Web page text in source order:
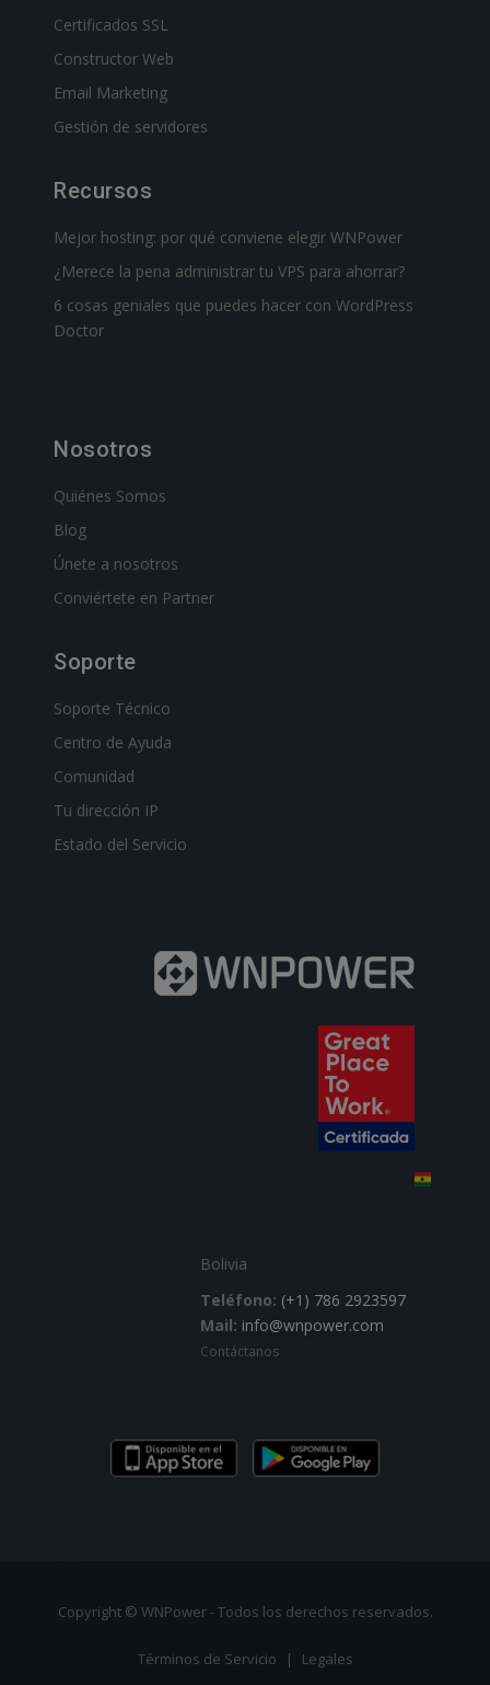
Certificados SSL
Constructor Web
Email Marketing
Gestión de servidores
Recursos
Mejor hosting: por qué conviene elegir WNPower
¿Merece la pena administrar tu VPS para ahorrar?
6 cosas geniales que puedes hacer con WordPress
Doctor
Nosotros
Quiénes Somos
Blog
Únete a nosotros
Conviértete en Partner
Soporte
Soporte Técnico
Centro de Ayuda
Comunidad
Tu dirección IP
Estado del Servicio
Bolivia
Teléfono: (+1) 786 2923597
Mail: info@wnpower.com
Contáctanos
Copyright © WNPower - Todos los derechos reservados.
Términos de Servicio | Legales